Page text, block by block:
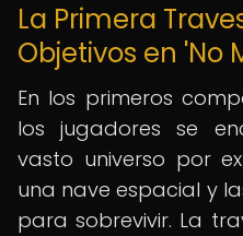
La Primera
Objetivos en 'No
En los primeros
los jugadores se
vasto universo por
una nave espacial y
para sobrevivir. La